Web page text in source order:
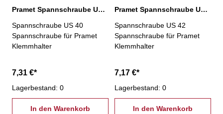
Pramet Spannschraube US 40
Spannschraube US 40
Spannschraube für Pramet
Klemmhalter
7,31 €*
Lagerbestand: 0
In den Warenkorb
Pramet Spannschraube US 42
Spannschraube US 42
Spannschraube für Pramet
Klemmhalter
7,17 €*
Lagerbestand: 0
In den Warenkorb